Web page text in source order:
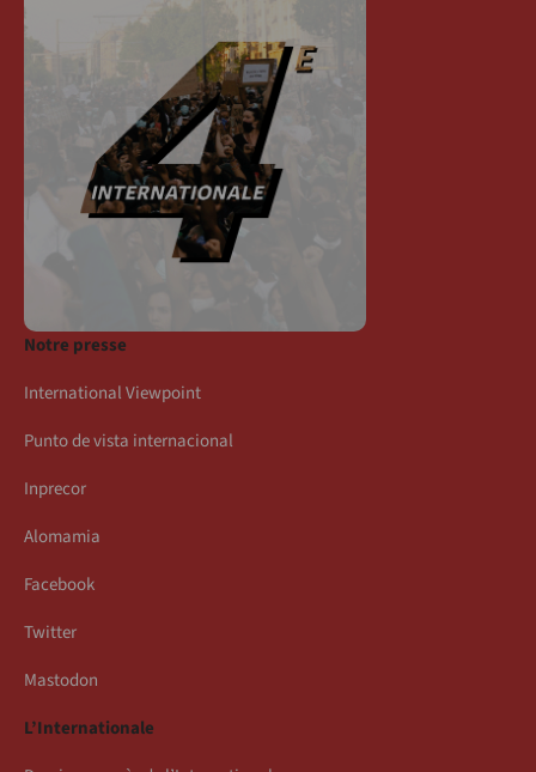
Notre presse
International Viewpoint
Punto de vista internacional
Inprecor
Alomamia
Facebook
Twitter
Mastodon
L’Internationale